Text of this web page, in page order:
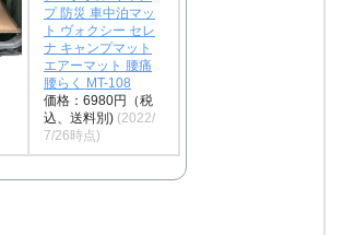
プ 防災 車中泊マッ
ト ヴォクシー セレ
ナ キャンプマット
エアーマット 腰痛
腰らく MT-108
価格：6980円（税
込、送料別) (2022/
7/26時点)